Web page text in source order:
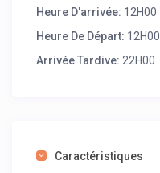
Heure D'arrivée: 12H00
Heure De Départ: 12H00
Arrivée Tardive: 22H00
Caractéristiques